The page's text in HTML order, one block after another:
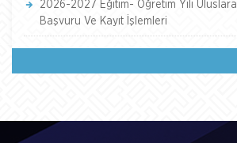
2026-2027 Eğitim- Öğretim Yılı
Başvuru Ve Kayıt İşlemleri